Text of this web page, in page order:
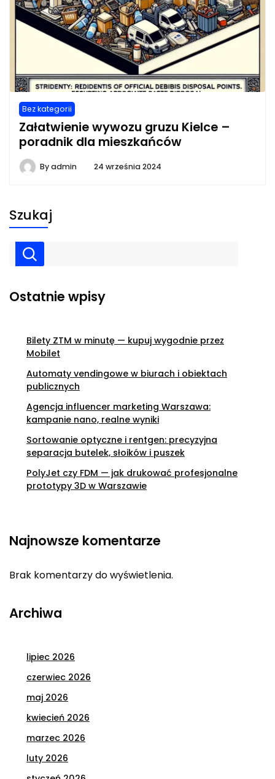
Bez kategorii
Załatwienie wywozu gruzu Kielce –
poradnik dla mieszkańców
Byadmin 24 września 2024
Szukaj
Ostatnie wpisy
Bilety ZTM w minutę — kupuj wygodnie przez
Mobilet
Automaty vendingowe w biurach i obiektach
publicznych
Agencja influencer marketing Warszawa:
kampanie nano, realne wyniki
Sortowanie optyczne i rentgen: precyzyjna
separacja butelek, słoików i puszek
PolyJet czy FDM — jak drukować profesjonalne
prototypy 3D w Warszawie
Najnowsze komentarze
Brak komentarzy do wyświetlenia.
Archiwa
lipiec 2026
czerwiec 2026
maj 2026
kwiecień 2026
marzec 2026
luty 2026